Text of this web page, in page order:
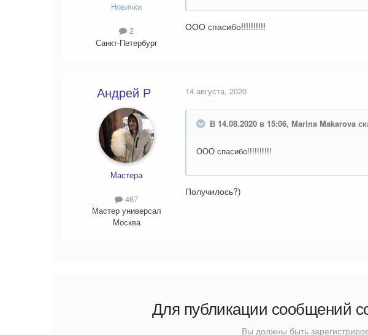
Новички
2
Санкт-Петербург
ООО спасибо!!!!!!!!!!
Андрей Р
Мастера
467
Мастер универсал
Москва
14 августа, 2020
В 14.08.2020 в 15:06, Marina Makarova
ООО спасибо!!!!!!!!!!
Получилось?)
Для публикации сообщений
Вы должны быть